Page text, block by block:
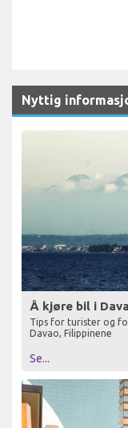
Nyttig
Å kjøre bil i
Tips for turister og
Davao, Filippinene
Se...